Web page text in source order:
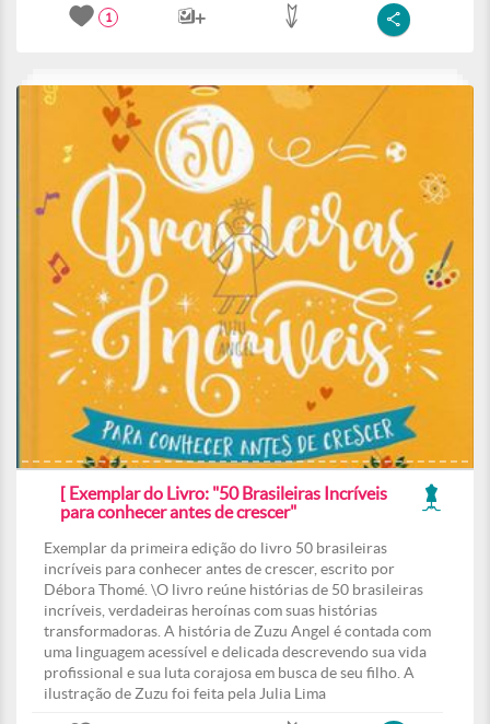
1
[ Exemplar do Livro: "50 Brasileiras Incríveis
para conhecer antes de crescer"
Exemplar da primeira edição do livro 50 brasileiras
incríveis para conhecer antes de crescer, escrito por
Débora Thomé. \O livro reúne histórias de 50 brasileiras
incríveis, verdadeiras heroínas com suas histórias
transformadoras. A história de Zuzu Angel é contada com
uma linguagem acessível e delicada descrevendo sua vida
profissional e sua luta corajosa em busca de seu filho. A
ilustração de Zuzu foi feita pela Julia Lima